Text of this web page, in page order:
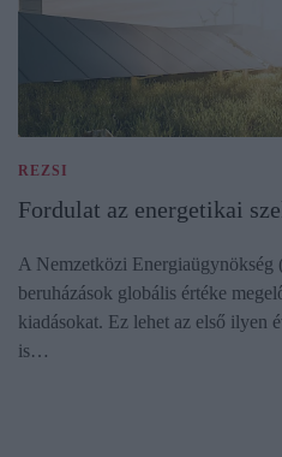
REZSI
Fordulat az energetikai
A Nemzetközi Energiaügynökség
beruházások globális értéke
kiadásokat. Ez lehet az első ilyen
is…